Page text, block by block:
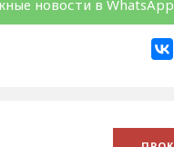
новости в WhatsApp